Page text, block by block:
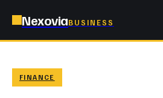
NexoviaBUSINESS
FINANCE